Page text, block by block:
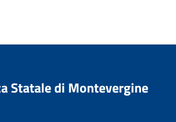
Statale di Montevergine